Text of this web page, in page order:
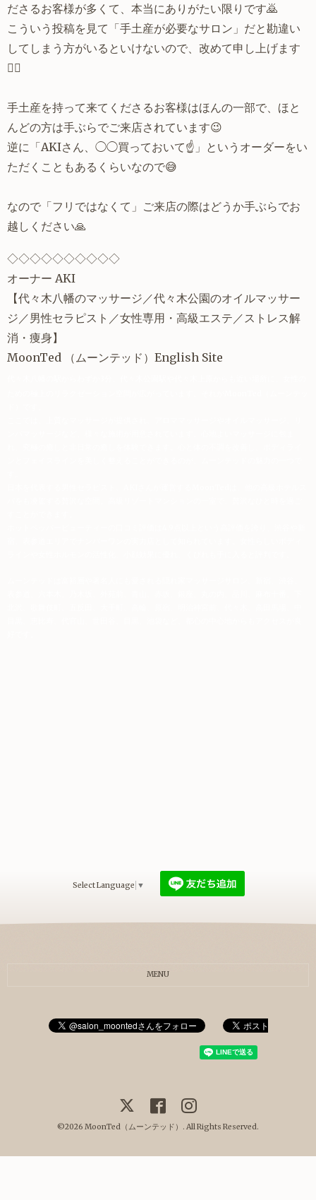
ださるお客様が多くて、本当にありがたい限りです🙇
こういう投稿を見て「手土産が必要なサロン」だと勘違い
してしまう方がいるといけないので、改めて申し上げます
🙋‍♂️
手土産を持って来てくださるお客様はほんの一部で、ほと
んどの方は手ぶらでご来店されています😉
逆に「AKIさん、◯◯買っておいて☝️」というオーダーをい
ただくこともあるくらいなので😅
なので「フリではなくて」ご来店の際はどうか手ぶらでお
越しください🙏
◇◇◇◇◇◇◇◇◇◇
オーナー AKI
【代々木八幡のマッサージ／代々木公園のオイルマッサー
ジ／男性セラピスト ／女性専用 ・ 高級エステ ／ ストレス解
消 ・痩身】
MoonTed
（ムーンテッド） English Site
Select Language ▼
MENU
©2026 MoonTed（ムーンテッド） . All Rights Reserved.